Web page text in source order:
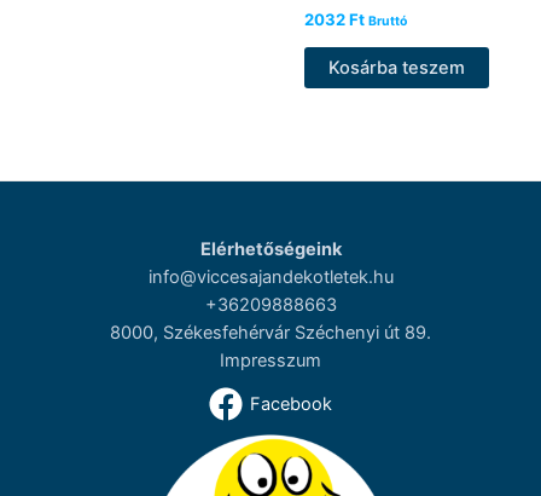
2032Ft Bruttó
Kosárba teszem
Elérhetőségeink
info@viccesajandekotletek.hu
+36209888663
8000, Székesfehérvár Széchenyi út 89.
Impresszum
Facebook